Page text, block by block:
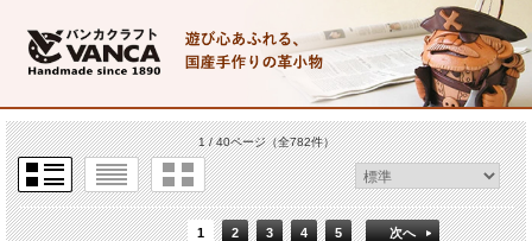
1 / 40ページ（全782件）
1 2 3 4 5 次へ